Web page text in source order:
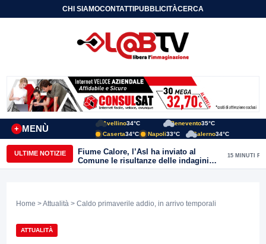
CHI SIAMOCONTATTIPUBBLICITÀCERCA
MENÙ
+
Avellino34°C Benevento35°C
Caserta34°C Napoli33°C Salerno34°C
ULTIME NOTIZIE
Fiume Calore, l’Asl ha inviato al
Comune le risultanze delle indagini
effettuate
15 MINUTI FA
Home >Attualità > Caldo primaverile addio, in arrivo temporali
ATTUALITÀ